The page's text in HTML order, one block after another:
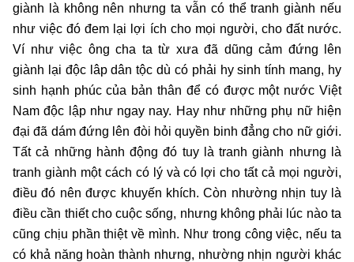
giành là không nên nhưng ta vẫn có thể tranh giành nếu
như việc đó đem lại lợi ích cho mọi người, cho đất nước.
Ví như việc ông cha ta từ xưa đã dũng cảm đứng lên
giành lại độc lâp dân tộc dù có phải hy sinh tính mang, hy
sinh hạnh phúc của bản thân để có được một nước Việt
Nam độc lập như ngay nay. Hay như những phụ nữ hiện
đại đã dám đứng lên đòi hỏi quyền binh đẳng cho nữ giới.
Tất cả những hành động đó tuy là tranh giành nhưng là
tranh giành một cách có lý và có lợi cho tất cả mọi người,
điều đó nên được khuyến khích. Còn nhường nhịn tuy là
điều cần thiết cho cuộc sống, nhưng không phải lúc nào ta
cũng chịu phần thiệt về mình. Như trong công việc, nếu ta
có khả năng hoàn thành nhưng, nhường nhịn người khác